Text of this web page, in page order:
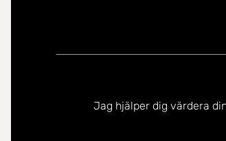
Jag hjälper dig värdera